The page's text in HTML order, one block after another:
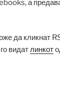
а
да кликнат
видатлинкот